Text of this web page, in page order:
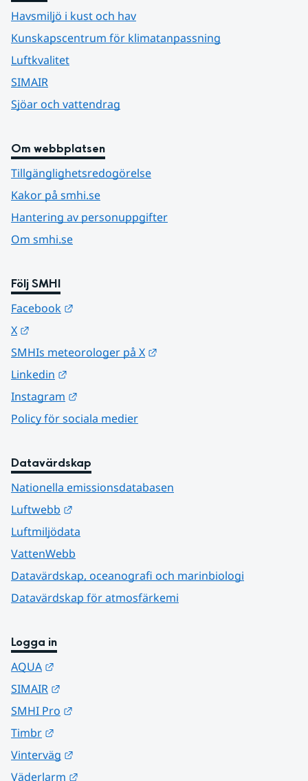
Havsmiljö i kust och hav
Kunskapscentrum för klimatanpassning
Luftkvalitet
SIMAIR
Sjöar och vattendrag
Om webbplatsen
Tillgänglighetsredogörelse
Kakor på smhi.se
Hantering av personuppgifter
Om smhi.se
Följ SMHI
Facebook
X
SMHIs meteorologer på X
Linkedin
Instagram
Policy för sociala medier
Datavärdskap
Nationella emissionsdatabasen
Luftwebb
Luftmiljödata
VattenWebb
Datavärdskap, oceanografi och marinbiologi
Datavärdskap för atmosfärkemi
Logga in
AQUA
SIMAIR
SMHI Pro
Timbr
Vinterväg
Väderlarm